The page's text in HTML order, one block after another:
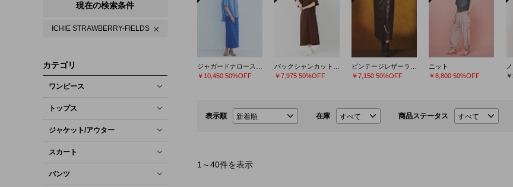
現在の検索条件
ICHIE STRAWBERRY-FIELDS
カテゴリ
ワンピース
トップス
ジャケット/アウター
スカート
パンツ
￥10,450 50%OFF
￥7,975 50%OFF
￥7,150 50%OFF
ニット
￥8,800 50%OFF
表示順 在庫 商品ステータス
1 ～40件を表示